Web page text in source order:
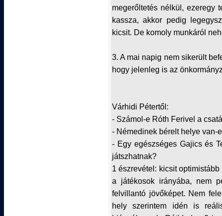
megerőltetés nélkül, ezeregy
kassza, akkor pedig
kicsit. De komoly munkáról
3. A mai napig nem sikerült
hogy jelenleg is az
Várhidi Pétertől:
- Számol-e Róth Ferivel a
- Némedinek bérelt helye van-
- Egy egészséges Gajics és
játszhatnak?
1 észrevétel: kicsit
a játékosok irányába, nem
felvillantó jövőképet. Nem
hely szerintem idén is